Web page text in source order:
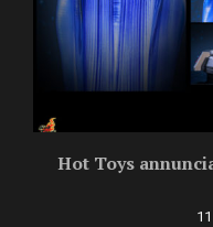
Hot Toys